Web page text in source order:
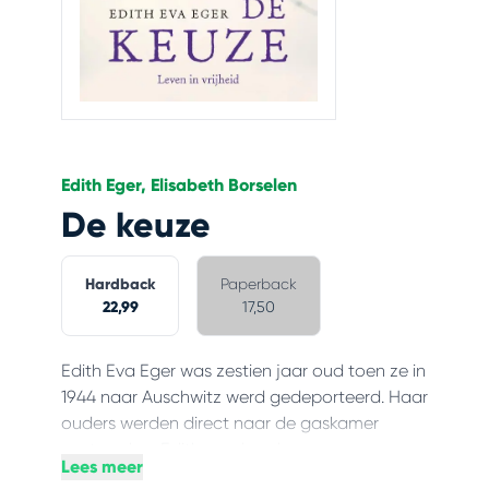
Edith Eger, Elisabeth Borselen
De keuze
Hardback
22,99
Paperback
17,50
Edith Eva Eger was zestien jaar oud toen ze in
1944 naar Auschwitz werd gedeporteerd. Haar
ouders werden direct naar de gaskamer
Mengele te dansen. Haar onverschrokkenheid
Lees meer